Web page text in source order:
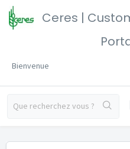
Ceres |
Bienvenue